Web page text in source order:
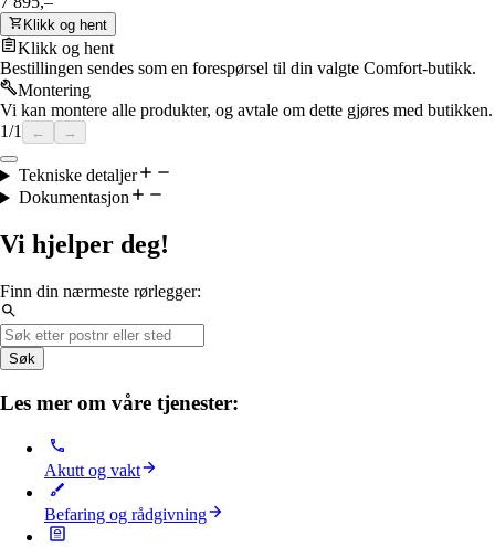
Klikk og hent
Klikk og hent
Bestillingen sendes som en forespørsel til din valgte Comfort-butikk.
Montering
Vi kan montere alle produkter, og avtale om dette gjøres med butikken.
1/1 ← →
Tekniske detaljer
Dokumentasjon
Vi hjelper deg!
Finn din nærmeste rørlegger:
Søk
Les mer om våre tjenester:
Akutt og vakt
Befaring og rådgivning